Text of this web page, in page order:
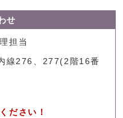
せ
担当
線276、277(2階16番
ださい！